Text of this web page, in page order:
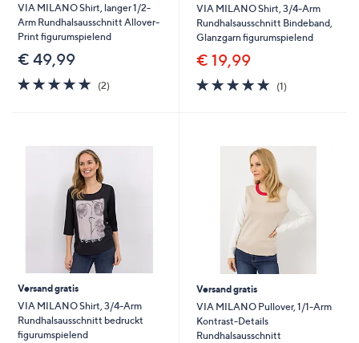
VIA MILANO Shirt, langer 1/2-
Arm Rundhalsausschnitt Allover-
Print figurumspielend
€ 49,99
5.0
von
(2)2
VIA MILANO Shirt, 3/4-Arm
Rundhalsausschnitt Bindeband,
Glanzgarn figurumspielend
€ 19,99
5.0
von
(1)1
Versand gratis
VIA MILANO Shirt, 3/4-Arm
Rundhalsausschnitt bedruckt
figurumspielend
Versand gratis
VIA MILANO Pullover, 1/1-Arm
Kontrast-Details
Rundhalsausschnitt